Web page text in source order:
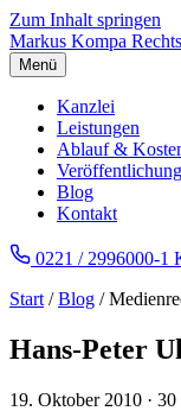
Zum Inhalt springen
Markus Kompa
Menü
Kanzlei
Leistungen
Ablauf &
Blog
Kontakt
0221 / 2996000-1
Start /Blog /
Hans-Peter
19. Oktober 2010 · 30